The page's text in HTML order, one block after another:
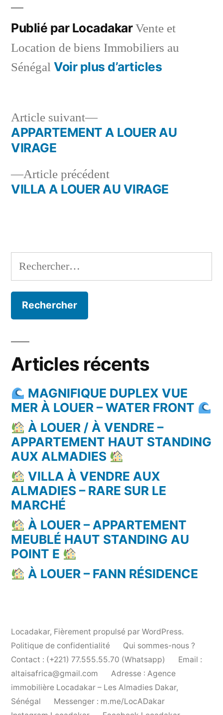
Publié par LocadakarVente et
Location de biens Immobiliers au
Sénégal Voir plus d’articles
Navigation
l’article
Article précédentArticle
précédent :
VILLA A LOUER AU VIRAGE
Article suivant
Article
suivant :
APPARTEMENT A LOUER AU
VIRAGE
Rechercher :
Articles récents
MAGNIFIQUE DUPLEX VUE
MER À LOUER – WATER FRONT
À LOUER / À VENDRE –
APPARTEMENT HAUT STANDING
AUX ALMADIES
VILLA À VENDRE AUX
ALMADIES – RARE SUR LE
MARCHÉ
À LOUER – APPARTEMENT
MEUBLÉ HAUT STANDING AU
POINT E
À LOUER – FANN RÉSIDENCE
Locadakar, Fièrement propulsé par WordPress.
Politique de confidentialité
Qui sommes-nous ?
Contact : (+221) 77.555.55.70 (Whatsapp)
Email :
altaisafrica@gmail.com
Adresse : Agence
immobilière Locadakar – Les Almadies Dakar,
Sénégal
Messenger : m.me/LocADakar